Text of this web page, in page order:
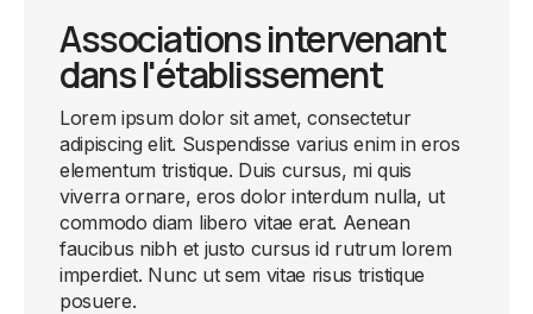
Associations intervenant
dans l'établissement
Lorem ipsum dolor sit amet, consectetur
adipiscing elit. Suspendisse varius enim in eros
elementum tristique. Duis cursus, mi quis
viverra ornare, eros dolor interdum nulla, ut
commodo diam libero vitae erat. Aenean
faucibus nibh et justo cursus id rutrum lorem
imperdiet. Nunc ut sem vitae risus tristique
posuere.